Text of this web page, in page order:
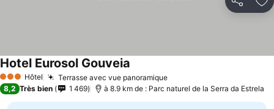
Partager
3 ÉtoilesHôtel Terrasse avec vue panoramiqueConsulter les prix
Hotel Eurosol Gouveia
8,2 Très bien 1 469 à 8.9 km de : Parc naturel de la Serra da Estrela